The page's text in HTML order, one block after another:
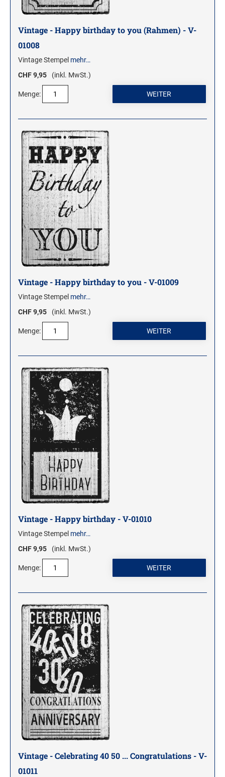
Vintage - Happy birthday to you (Rahmen) - V-
01008
Vintage Stempel mehr…
CHF 9,95
(inkl. MwSt.)
Menge:
Vintage - Happy birthday to you - V-01009
Vintage Stempel mehr…
CHF 9,95
(inkl. MwSt.)
Menge:
Vintage - Happy birthday - V-01010
Vintage Stempel mehr…
CHF 9,95
(inkl. MwSt.)
Menge:
Vintage - Celebrating 40 50 ... Congratulations - V-
01011